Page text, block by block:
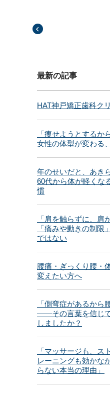
最新の記事
HAT神戸矯正歯科ク
「痩せようとするか
女性の体型が変わる
年のせいだと、あき
60代から体が軽くな
慣
「肩を触らずに、肩
「痛みや動きの制限
ではない
腰痛・ぎっくり腰・
変えたい方へ
「側弯症があるから
——その言葉を信じ
しましたか？
「マッサージも、ス
レーニングも効かな
らない本当の理由」